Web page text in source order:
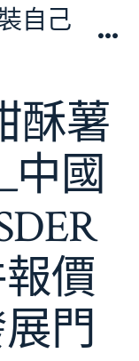
自己
酥薯
中國
價
門